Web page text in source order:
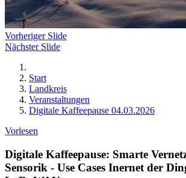
Vorheriger Slide
Nächster Slide
Start
Landkreis
Veranstaltungen
Digitale Kaffeepause 04.03.2026
Vorlesen
Digitale Kaffeepause: Smarte
Sensorik - Use Cases Inernet der